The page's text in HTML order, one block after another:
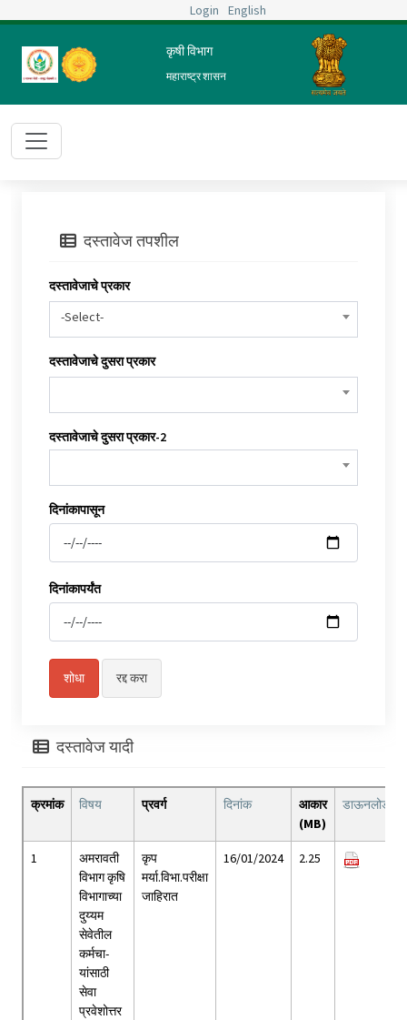
Login English
कृषी विभाग
महाराष्ट्र शासन
दस्तावेज तपशील
दस्तावेजाचे प्रकार
-Select-
दस्तावेजाचे दुसरा प्रकार
दस्तावेजाचे दुसरा प्रकार-2
दिनांकापासून
दिनांकापर्यंत
दस्तावेज यादी
क्रमांक विषय प्रवर्ग दिनांक
आकार
(MB)
डाऊनलोड
1
अमरावती
विभाग कृषि
विभागाच्या
दुय्यम
सेवेतील
कर्मचा-
यांसाठी
सेवा
प्रवेशोत्तर
कृप
मर्या.विभा.परीक्षा
जाहिरात
16/01/2024 2.25